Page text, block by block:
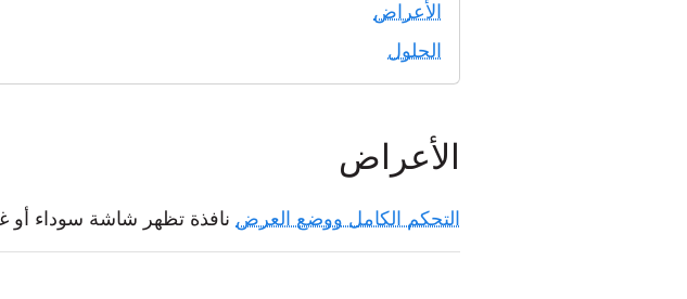
الأعراض
الحلول
الأعراض
التحكم الكامل ووضع العرض نافذة تظهر شاشة سوداء أو